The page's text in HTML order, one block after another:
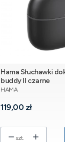
Hama Słuchawki
buddy II czarne
PRODUCENT
HAMA
Cena
119,00 zł
szt.